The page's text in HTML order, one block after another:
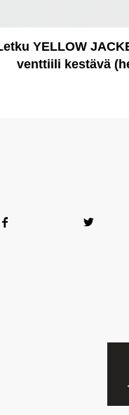
YELLOW
venttiili kestävä